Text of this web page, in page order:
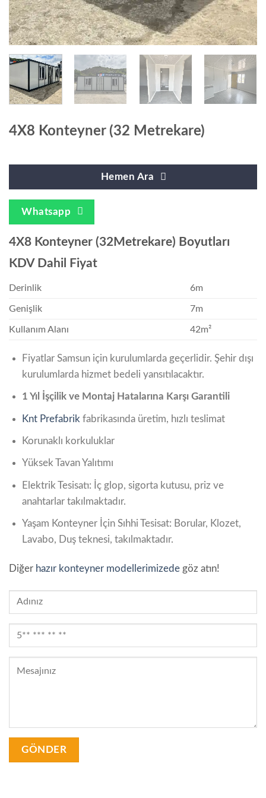
4X8 Konteyner (32 Metrekare)
Hemen Ara
Whatsapp
4X8 Konteyner (32Metrekare) Boyutları
KDV Dahil Fiyat
Derinlik 6m
Genişlik 7m
Kullanım Alanı 42m²
Fiyatlar Samsun için kurulumlarda geçerlidir. Şehir dışı
kurulumlarda hizmet bedeli yansıtılacaktır.
1 Yıl İşçilik ve Montaj Hatalarına Karşı Garantili
Knt Prefabrik fabrikasında üretim, hızlı teslimat
Korunaklı korkuluklar
Yüksek Tavan Yalıtımı
Elektrik Tesisatı: İç glop, sigorta kutusu, priz ve
anahtarlar takılmaktadır.
Yaşam Konteyner İçin Sıhhi Tesisat: Borular, Klozet,
Lavabo, Duş teknesi, takılmaktadır.
Diğer hazır konteyner modellerimizede göz atın!